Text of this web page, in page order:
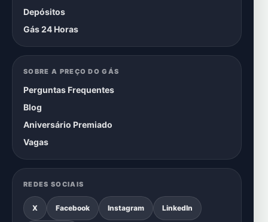
Depósitos
Gás 24 Horas
SOBRE A PREÇO DO GÁS
Perguntas Frequentes
Blog
Aniversário Premiado
Vagas
REDES SOCIAIS
X Facebook Instagram LinkedIn